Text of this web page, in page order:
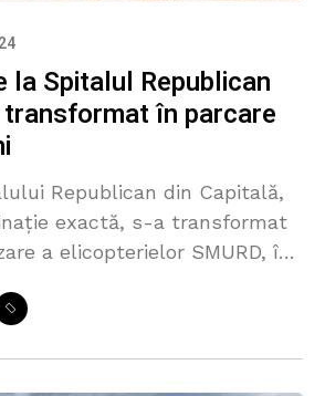
la Spitalul Republican
transformat în parcare
Republican din Capitală,
exactă, s-a transformat
a elicopterielor SMURD, în
lucru a